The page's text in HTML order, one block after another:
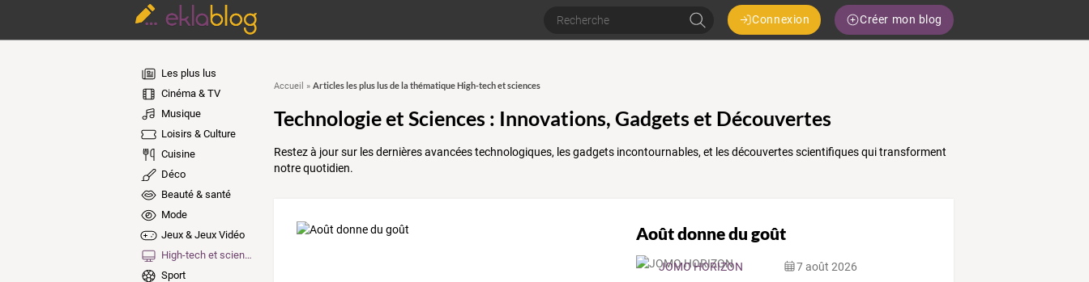
Connexion Créer mon blog
Les plus lus
Cinéma & TV
Musique
Loisirs & Culture
Cuisine
Déco
Beauté & santé
Mode
Jeux & Jeux Vidéo
High-tech et sciences
Sport
Accueil » Articles les plus lus de la thématique High-tech et sciences
Technologie et Sciences : Innovations, Gadgets et Découvertes
Restez à jour sur les dernières avancées technologiques, les gadgets incontournables, et les découvertes scientifiques qui transforment
notre quotidien.
Août donne du goût
JOMO HORIZON 7 août 2026